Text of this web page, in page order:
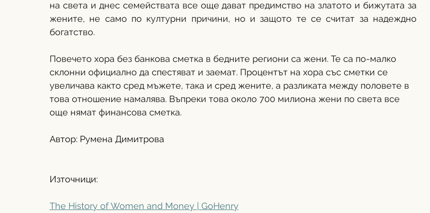
на света и днес семействата все още дават предимство на златото и бижутата за
жените, не само по културни причини, но и защото те се считат за надеждно
богатство.
Повечето хора без банкова сметка в бедните региони са жени. Те са по-малко
склонни официално да спестяват и заемат. Процентът на хора със сметки се
увеличава както сред мъжете, така и сред жените, а разликата между половете в
това отношение намалява. Въпреки това около 700 милиона жени по света все
още нямат финансова сметка.
Aвтор: Румена Димитрова
Източници:
The History of Women and Money | GoHenry